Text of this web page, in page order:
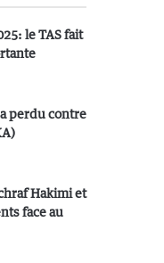
le TAS fait
perdu contre
Hakimi et
face au